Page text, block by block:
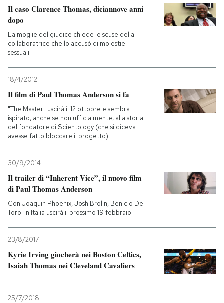
Il caso Clarence Thomas, diciannove anni
dopo
La moglie del giudice chiede le scuse della
collaboratrice che lo accusò di molestie
sessuali
18/4/2012
Il film di Paul Thomas Anderson si fa
"The Master" uscirà il 12 ottobre e sembra
ispirato, anche se non ufficialmente, alla storia
del fondatore di Scientology (che si diceva
avesse fatto bloccare il progetto)
30/9/2014
Il trailer di “Inherent Vice”, il nuovo film
di Paul Thomas Anderson
Con Joaquin Phoenix, Josh Brolin, Benicio Del
Toro: in Italia uscirà il prossimo 19 febbraio
23/8/2017
Kyrie Irving giocherà nei Boston Celtics,
Isaiah Thomas nei Cleveland Cavaliers
25/7/2018